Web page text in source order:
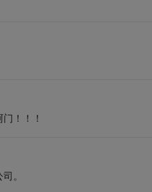
！！！
。